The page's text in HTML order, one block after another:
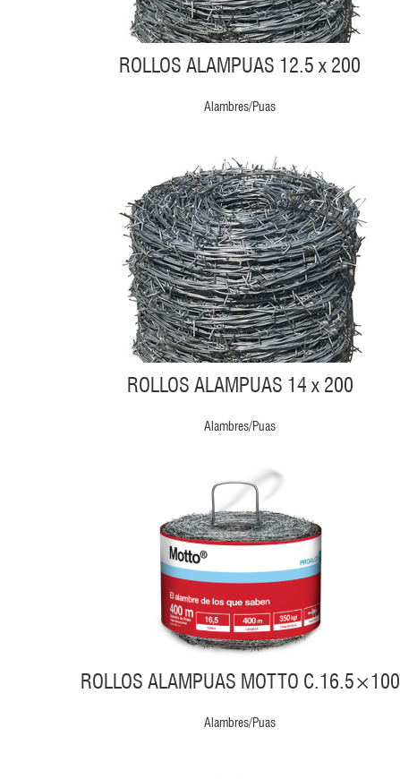
ROLLOS ALAMPUAS 12.5 x 200
Alambres/Puas
ROLLOS ALAMPUAS 14 x 200
Alambres/Puas
ROLLOS ALAMPUAS MOTTO C.16.5×100
Alambres/Puas